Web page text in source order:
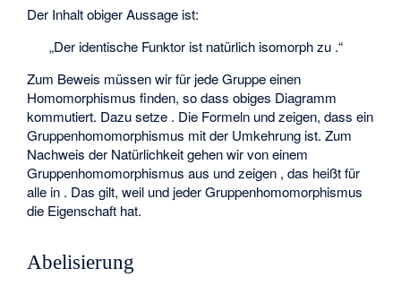
Der Inhalt obiger Aussage ist:
„Der identische Funktor ist natürlich isomorph zu .“
Zum Beweis müssen wir für jede Gruppe einen
Homomorphismusfinden, so dass obiges Diagramm
kommutiert. Dazu setze . Die Formeln undzeigen, dassein
Gruppenhomomorphismus mit der Umkehrung ist. Zum
Nachweis der Natürlichkeit gehen wir von einem
Gruppenhomomorphismusaus und zeigen , das heißtfür
alle in . Das gilt, weil und jeder Gruppenhomomorphismus
die Eigenschaft hat.
Abelisierung